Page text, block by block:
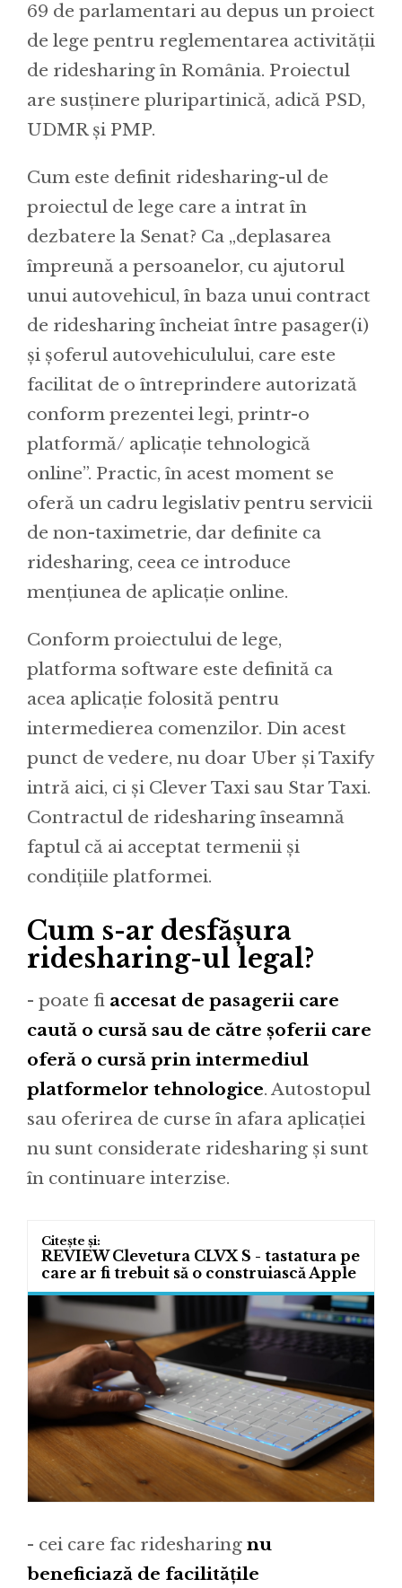
69 de parlamentari au depus un proiect
de lege pentru reglementarea activității
de ridesharing în România. Proiectul
are susținere pluripartinică, adică PSD,
UDMR și PMP.
Cum este definit ridesharing-ul de
proiectul de lege care a intrat în
dezbatere la Senat? Ca „deplasarea
împreună a persoanelor, cu ajutorul
unui autovehicul, în baza unui contract
de ridesharing încheiat între pasager(i)
și șoferul autovehiculului, care este
facilitat de o întreprindere autorizată
conform prezentei legi, printr-o
platformă/ aplicație tehnologică
online”. Practic, în acest moment se
oferă un cadru legislativ pentru servicii
de non-taximetrie, dar definite ca
ridesharing, ceea ce introduce
mențiunea de aplicație online.
Conform proiectului de lege,
platforma software este definită ca
acea aplicație folosită pentru
intermedierea comenzilor. Din acest
punct de vedere, nu doar Uber și Taxify
intră aici, ci și Clever Taxi sau Star Taxi.
Contractul de ridesharing înseamnă
faptul că ai acceptat termenii și
condițiile platformei.
Cum s-ar desfășura
ridesharing-ul legal?
- poate fi accesat de pasagerii care
caută o cursă sau de către șoferii care
oferă o cursă prin intermediul
platformelor tehnologice. Autostopul
sau oferirea de curse în afara aplicației
nu sunt considerate ridesharing și sunt
în continuare interzise.
REVIEW Clevetura CLVX S - tastatura pe
care ar fi trebuit să o construiască Apple
- cei care fac ridesharing nu
beneficiază de facilitățile